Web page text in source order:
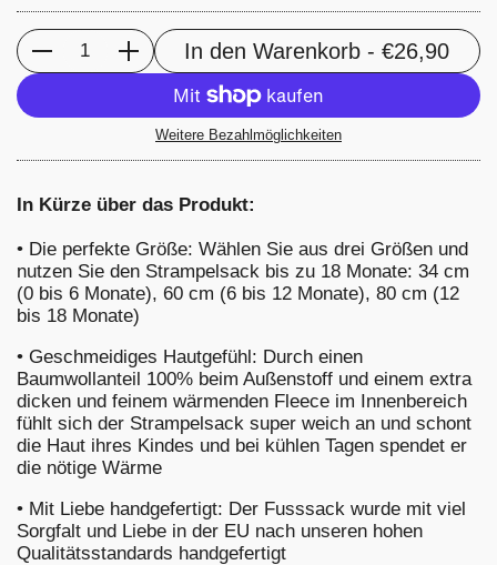
Anzahl In den Warenkorb - €26,90
Weitere Bezahlmöglichkeiten
In Kürze über das Produkt:
• Die perfekte Größe: Wählen Sie aus drei Größen und
nutzen Sie den Strampelsack bis zu 18 Monate: 34 cm
(0 bis 6 Monate), 60 cm (6 bis 12 Monate), 80 cm (12
bis 18 Monate)
• Geschmeidiges Hautgefühl: Durch einen
Baumwollanteil 100% beim Außenstoff und einem extra
dicken und feinem wärmenden Fleece im Innenbereich
fühlt sich der Strampelsack super weich an und schont
die Haut ihres Kindes und bei kühlen Tagen spendet er
die nötige Wärme
• Mit Liebe handgefertigt: Der Fusssack wurde mit viel
Sorgfalt und Liebe in der EU nach unseren hohen
Qualitätsstandards handgefertigt